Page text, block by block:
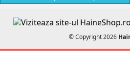
© Copyright 2026